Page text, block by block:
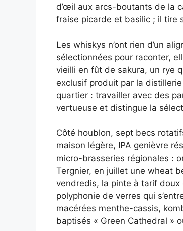
d’œil aux arcs-boutants de la
fraise picarde et basilic ; il tire
Les whiskys n’ont rien d’un
sélectionnées pour raconter,
vieilli en fût de sakura, un rye
exclusif produit par la
quartier : travailler avec des
vertueuse et distingue la
Côté houblon, sept becs
maison légère, IPA genièvre
micro-brasseries régionales :
Tergnier, en juillet une wheat
vendredis, la pinte à tarif doux
polyphonie de verres qui
macérées menthe-cassis,
baptisés « Green Cathedral »